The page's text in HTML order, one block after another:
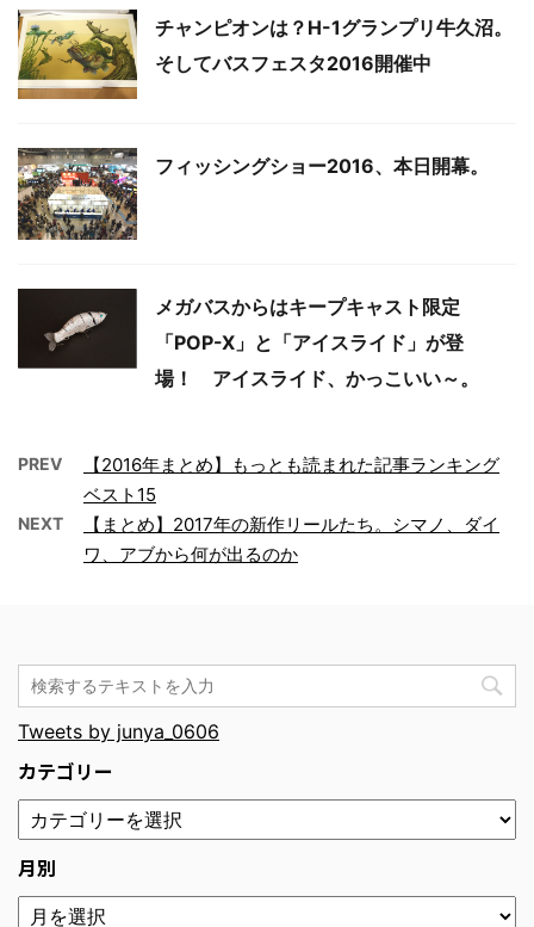
チャンピオンは？H-1グランプリ牛久沼。
そしてバスフェスタ2016開催中
フィッシングショー2016、本日開幕。
メガバスからはキープキャスト限定
「POP-X」と「アイスライド」が登
場！ アイスライド、かっこいい～。
PREV
【2016年まとめ】もっとも読まれた記事ランキング
ベスト15
NEXT
【まとめ】2017年の新作リールたち。シマノ、ダイ
ワ、アブから何が出るのか
Tweets by junya_0606
カテゴリー
月別